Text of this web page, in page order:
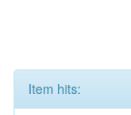
Item hits: